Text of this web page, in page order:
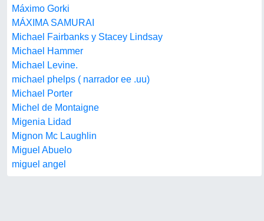
Máximo Gorki
MÁXIMA SAMURAI
Michael Fairbanks y Stacey Lindsay
Michael Hammer
Michael Levine.
michael phelps ( narrador ee .uu)
Michael Porter
Michel de Montaigne
Migenia Lidad
Mignon Mc Laughlin
Miguel Abuelo
miguel angel